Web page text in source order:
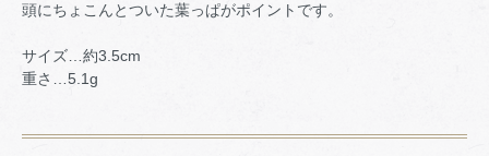
頭にちょこんとついた葉っぱがポイントです。
サイズ…約3.5cm
重さ…5.1g